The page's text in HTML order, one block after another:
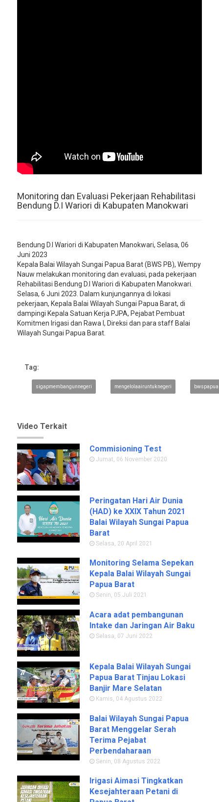
Monitoring dan Evaluasi Pekerjaan Rehabilitasi
Bendung D.I Wariori di Kabupaten Manokwari
Bendung D.I Wariori di Kabupaten Manokwari, Selasa, 06
Juni 2023
Kepala Balai Wilayah Sungai Papua Barat (BWS PB), Wempy
Nauw melakukan monitoring dan evaluasi, pada pekerjaan
Rehabilitasi Bendung D.I Wariori di Kabupaten Manokwari.
Selasa, 6 Juni 2023. Dalam kunjungannya di lokasi
pekerjaan, Kepala Balai Wilayah Sungai Papua Barat, di
dampingi Kepala Satuan Kerja PJPA, Pejabat Pembuat
Komitmen Irigasi dan Rawa I, Direksi dan para staff Balai
Wilayah Sungai Papua Barat.
Tag:
sigapmembangunnegeri mengelolaairuntuknegeri
Video Terkait
Commisioning Test
Jumat, 06 November 2020
Peringatan Hari Air Dunia
(HAD) ke XXIX Tahun 2021
Balai Wilayah Sungai Papua
Barat
Selasa, 20 April 2021
Monitoring Selama Sepekan
Kepala Balai Wilayah Sungai
Papua Barat
Senin, 05 Juli 2021
Acara adat pembangunan
Intake dan Jaringan Air Baku
Selasa, 07 Juni 2022
Kepala Balai Wilayah Sungai
Papua Barat Tinjau Lokasi
Banjir Mare Selatan
Kamis, 04 Agustus 2022
Balai Wilayah Sungai Papua
Barat Menggelar Serah
Terima Pejabat
Perbendaharaan
Senin, 08 Agustus 2022
Irigasi Aimasi Tingkatkan
Kesejahteraan Petani di